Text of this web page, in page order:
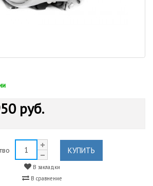
руб.
КУПИТЬ
В закладки
В сравнение